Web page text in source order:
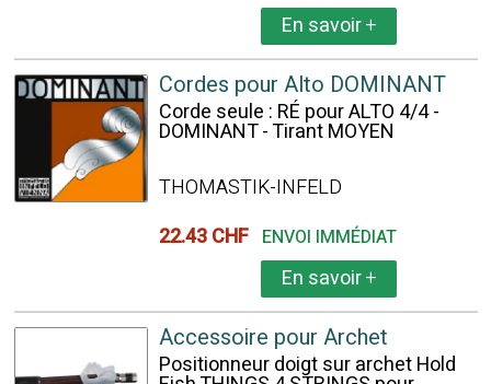
En savoir+
Cordes pour Alto DOMINANT
Corde seule : RÉ pour ALTO 4/4 -
DOMINANT - Tirant MOYEN
THOMASTIK-INFELD
22.43 CHF ENVOI IMMÉDIAT
En savoir+
Accessoire pour Archet
Positionneur doigt sur archet Hold